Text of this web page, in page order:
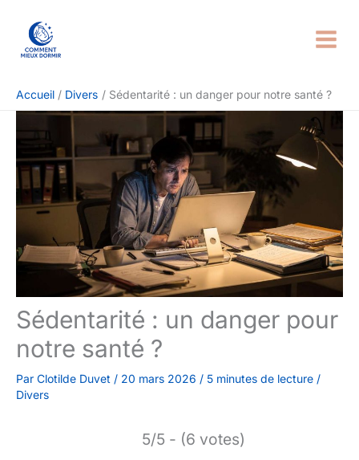
contenu
Accueil Divers Sédentarité : un danger pour notre santé ?
Sédentarité : un danger pour
notre santé ?
Par Clotilde Duvet / 20 mars 2026 / 5 minutes de lecture /
Divers
5/5 - (6 votes)